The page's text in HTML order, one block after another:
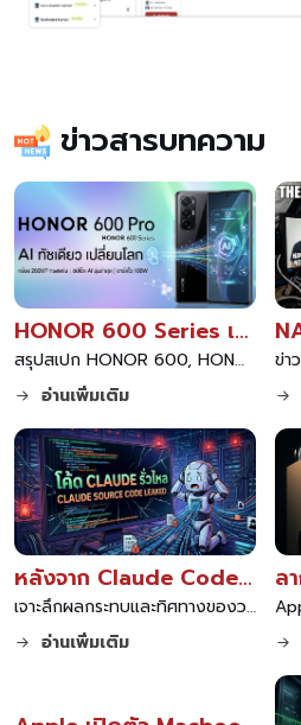
ข่าวสารบทความ
HONOR 600 Series เปิดตัว ทรงพลังด้วย AI ทัชเดียว เปลี่ยนโลก 2026
สรุปสเปก HONOR 600, HONOR 600 Pro และ HONOR 600 Lite สมาร์ตโฟนใหม่ล่าสุดปี 2026 ชูจุดเด่นฟีเจอร์ AI ทัชเดียว เปลี่ยนโลก อัปเกรดกล้องและแบตเตอรี่ อ่านรีวิวที่นี่
อ่านเพิ่มเติม
หลังจาก Claude Code กลายเป็น Open Source
เจาะลึกผลกระทบและทิศทางของวงการ AI หลังจาก Claude Code ถูกเปิดเป็น Open Source วิเคราะห์โอกาสใหม่สำหรับนักพัฒนา การแข่งขันที่ดุเดือดในตลาดโมเดลภาษา และความท้าทายด้านความปลอดภัยที่ตามมา
อ่านเพิ่มเติม